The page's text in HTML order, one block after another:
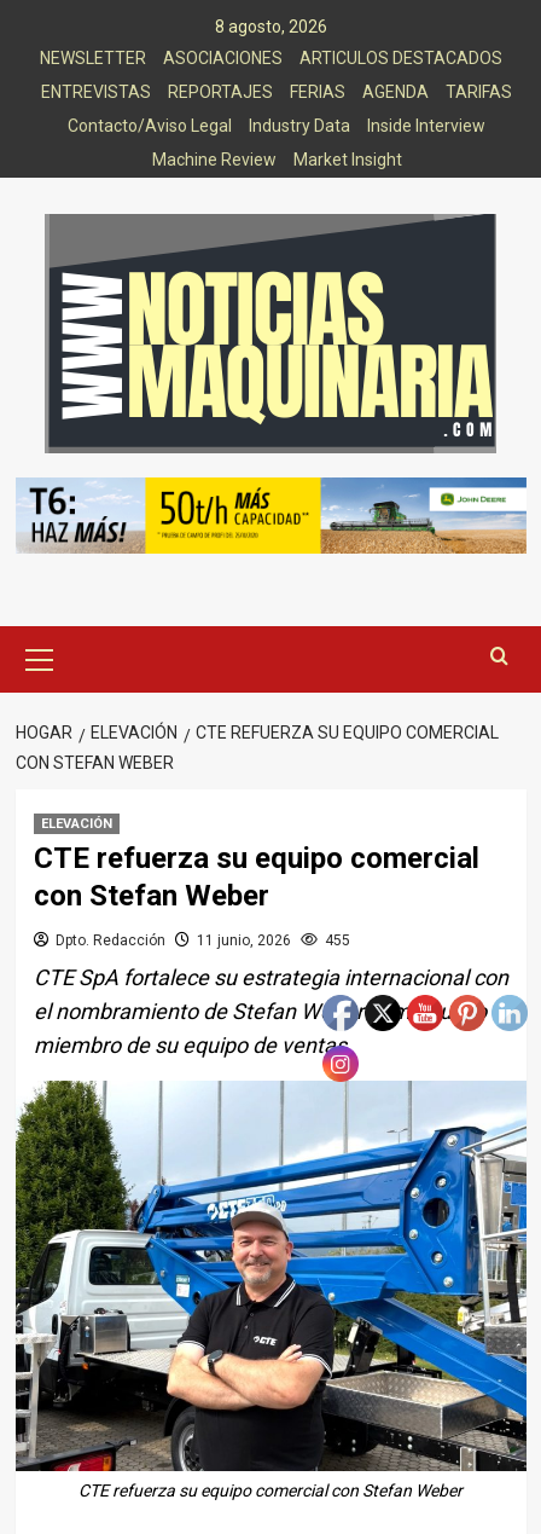
8 agosto, 2026
NEWSLETTER
ASOCIACIONES
ARTICULOS DESTACADOS
ENTREVISTAS
REPORTAJES FERIAS AGENDA
TARIFAS
Contacto/Aviso Legal
Industry Data
Inside Interview
Machine Review
Market Insight
principal
HOGAR ELEVACIÓN
CTE REFUERZA SU EQUIPO COMERCIAL
CON STEFAN WEBER
ELEVACIÓN
CTE refuerza su equipo comercial
con Stefan Weber
Dpto. Redacción 11 junio, 2026 455
CTE SpA fortalece su estrategia internacional con
el nombramiento de Stefan Weber como nuevo
miembro de su equipo de ventas,
CTE refuerza su equipo comercial con Stefan Weber